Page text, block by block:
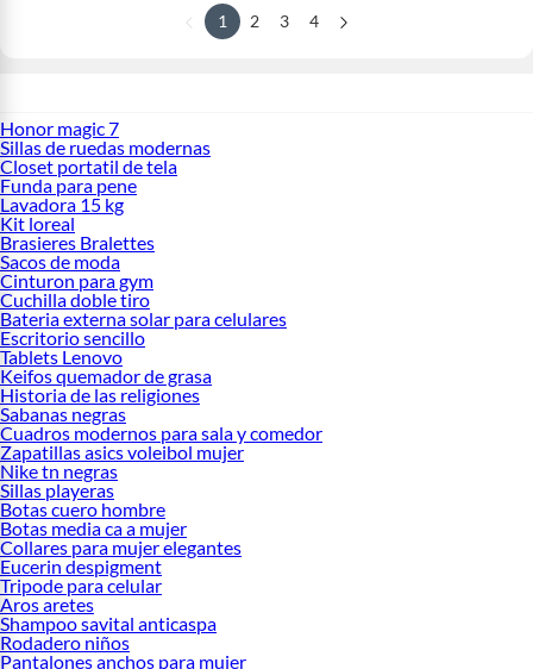
1 2 3 4
Honor magic 7
Sillas de ruedas modernas
Closet portatil de tela
Funda para pene
Lavadora 15 kg
Kit loreal
Brasieres Bralettes
Sacos de moda
Cinturon para gym
Cuchilla doble tiro
Bateria externa solar para celulares
Escritorio sencillo
Tablets Lenovo
Keifos quemador de grasa
Historia de las religiones
Sabanas negras
Cuadros modernos para sala y comedor
Zapatillas asics voleibol mujer
Nike tn negras
Sillas playeras
Botas cuero hombre
Botas media ca a mujer
Collares para mujer elegantes
Eucerin despigment
Tripode para celular
Aros aretes
Shampoo savital anticaspa
Rodadero niños
Pantalones anchos para mujer